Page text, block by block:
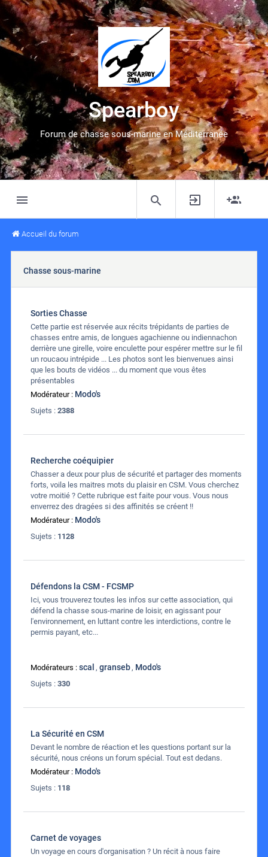
Spearboy
Forum de chasse sous-marine en Méditerranée
Accueil du forum
Chasse sous-marine
Sorties Chasse
Cette partie est réservée aux récits trépidants de parties de
chasses entre amis, de longues agachienne ou indiennachon
derrière une girelle, voire enculette pour espérer mettre sur le fil
un roucaou intrépide ... Les photos sont les bienvenues ainsi
que les bouts de vidéos ... du moment que vous êtes
présentables
Modérateur : Modo's
Sujets : 2388
Recherche coéquipier
Chasser a deux pour plus de sécurité et partager des moments
forts, voila les maitres mots du plaisir en CSM. Vous cherchez
votre moitié ? Cette rubrique est faite pour vous. Vous nous
enverrez des dragées si des affinités se créent !!
Modérateur : Modo's
Sujets : 1128
Défendons la CSM - FCSMP
Ici, vous trouverez toutes les infos sur cette association, qui
défend la chasse sous-marine de loisir, en agissant pour
l'environnement, en luttant contre les interdictions, contre le
permis payant, etc...
Modérateurs : scal , granseb, Modo's
Sujets : 330
La Sécurité en CSM
Devant le nombre de réaction et les questions portant sur la
sécurité, nous créons un forum spécial. Tout est dedans.
Modérateur : Modo's
Sujets : 118
Carnet de voyages
Un voyage en cours d'organisation ? Un récit à nous faire